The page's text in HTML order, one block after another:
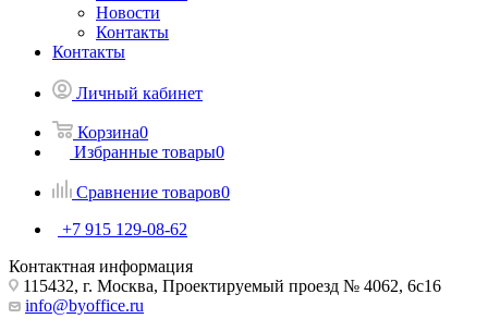
Новости
Контакты
Контакты
Личный кабинет
Корзина0
Избранные товары0
Сравнение товаров0
+7 915 129-08-62
Контактная информация
115432, г. Москва, Проектируемый проезд № 4062, 6с16
info@byoffice.ru